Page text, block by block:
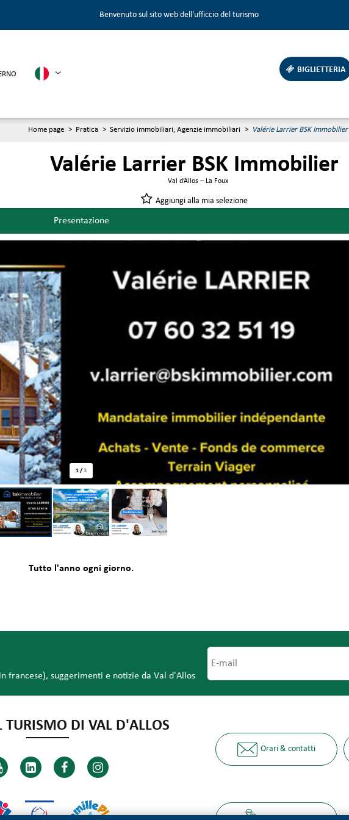
Benvenuto sul sito web dell'ufficcio del turismo
BIGLIETTERIA
Home page > Pratica > Servizio immobiliari, Agenzie immobiliari > Valérie Larrier BSK Immobilier
Valérie Larrier BSK Immobilier
Val d’Allos – La Foux
Aggiungi alla mia selezione
Presentazione
1/3
Tutto l'anno ogni giorno.
francese), suggerimenti e notizie da Val d'Allos
TURISMO DI VAL D'ALLOS
Orari & contatti